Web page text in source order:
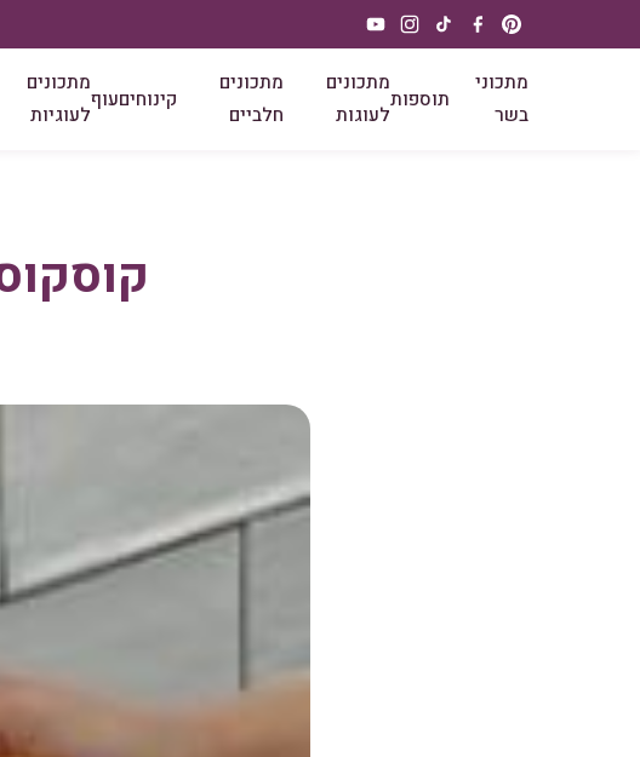
מתכוני
בשר
תוספות
מתכונים
לעוגות
מתכונים
חלביים
קינוחיםעוף
מתכונים
לעוגיות